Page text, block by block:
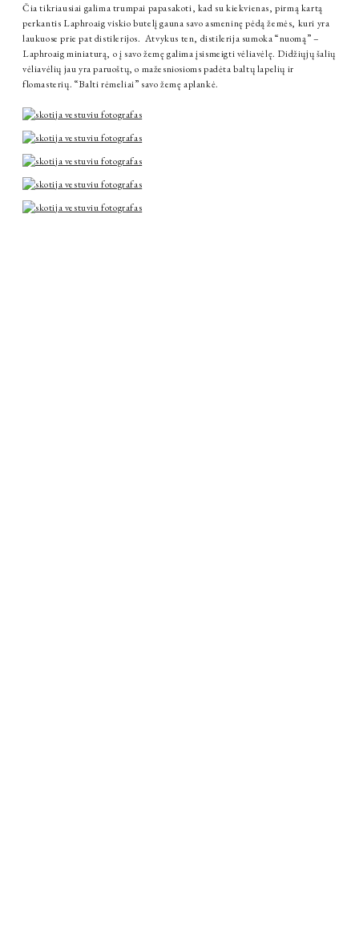
Čia tikriausiai galima trumpai papasakoti, kad su kiekvienas, pirmą kartą
perkantis Laphroaig viskio butelį gauna savo asmeninę pėdą žemės, kuri yra
laukuose prie pat distilerijos. Atvykus ten, distilerija sumoka “nuomą” –
Laphroaig miniaturą, o į savo žemę galima įsismeigti vėliavėlę. Didžiųjų šalių
vėliavėlių jau yra paruoštų, o mažesniosioms padėta baltų lapelių ir
flomasterių. “Balti rėmeliai” savo žemę aplankė.